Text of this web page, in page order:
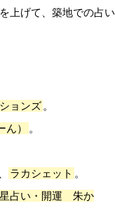
上げて、築地での占い
ョンズ 。
）
。
ラカシェット 。
占い・開運 朱か